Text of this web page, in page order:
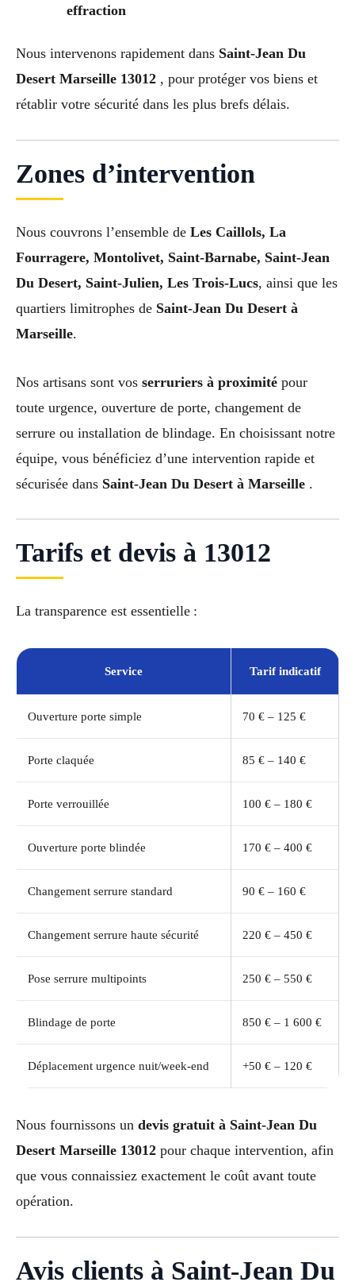
effraction
Nous intervenons rapidement dans Saint-Jean Du
Desert Marseille 13012 , pour protéger vos biens et
rétablir votre sécurité dans les plus brefs délais.
Zones d’intervention
Nous couvrons l’ensemble de Les Caillols, La
Fourragere, Montolivet, Saint-Barnabe, Saint-Jean
Du Desert, Saint-Julien, Les Trois-Lucs, ainsi que les
quartiers limitrophes de Saint-Jean Du Desert à
Marseille.
Nos artisans sont vos serruriers à proximité pour
toute urgence, ouverture de porte, changement de
serrure ou installation de blindage. En choisissant notre
équipe, vous bénéficiez d’une intervention rapide et
sécurisée dans Saint-Jean Du Desert à Marseille .
Tarifs et devis à 13012
La transparence est essentielle :
Service Tarif indicatif
Ouverture porte simple 70 € – 125 €
Porte claquée 85 € – 140 €
Porte verrouillée 100 € – 180 €
Ouverture porte blindée 170 € – 400 €
Changement serrure standard 90 € – 160 €
Changement serrure haute sécurité 220 € – 450 €
Pose serrure multipoints 250 € – 550 €
Blindage de porte 850 € – 1 600 €
Déplacement urgence nuit/week-end +50 € – 120 €
Nous fournissons un devis gratuit à Saint-Jean Du
Desert Marseille 13012 pour chaque intervention, afin
que vous connaissiez exactement le coût avant toute
opération.
Avis clients à Saint-Jean Du